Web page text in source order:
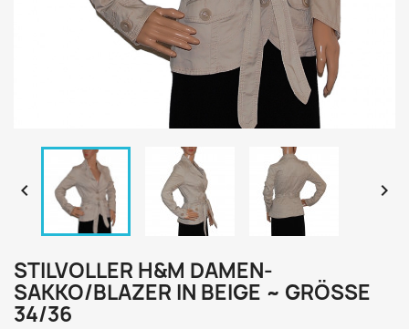
 
STILVOLLER H&M DAMEN-
SAKKO/BLAZER IN BEIGE ~ GRÖSSE 3
4/36